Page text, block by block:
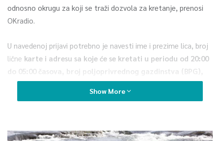
odnosno okrugu za koji se traži dozvola za kretanje, prenosi
OKradio.
U navedenoj prijavi potrebno je navesti ime i prezime lica, broj
lične karte i adresu sa koje će se kretati u periodu od 20:00
do 05:00 časova, broj poljoprivrednog gazdinstva (BPG),
lokaciju gde će se sprovoditi agrotehničke mjere, kao i vrijeme i
dan kada će biti sprovedene mjere, javljaju mediji.
Show More